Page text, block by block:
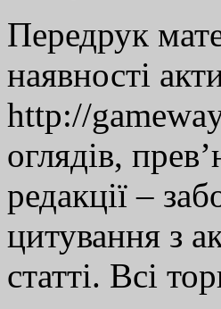
Передрук
наявності
http://
оглядів,
редакції –
цитування з
статті. Всі